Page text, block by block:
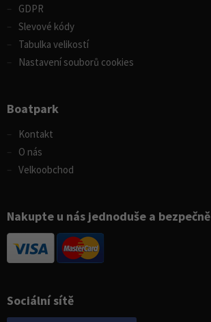
Sociální sítě
GDPR
Slevové kódy
Tabulka velikostí
Nastavení souborů cookies
Boatpark
Kontakt
O nás
Velkoobchod
Nakupte u nás jednoduše a bezpečně